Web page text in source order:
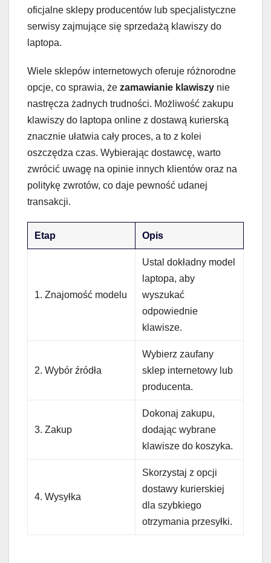
oficjalne sklepy producentów lub specjalistyczne
serwisy zajmujące się sprzedażą klawiszy do
laptopa.
Wiele sklepów internetowych oferuje różnorodne
opcje, co sprawia, że zamawianie klawiszy nie
nastręcza żadnych trudności. Możliwość zakupu
klawiszy do laptopa online z dostawą kurierską
znacznie ułatwia cały proces, a to z kolei
oszczędza czas. Wybierając dostawcę, warto
zwrócić uwagę na opinie innych klientów oraz na
politykę zwrotów, co daje pewność udanej
transakcji.
Etap Opis
1. Znajomość modelu
Ustal dokładny model
laptopa, aby
wyszukać
odpowiednie
klawisze.
2. Wybór źródła
Wybierz zaufany
sklep internetowy lub
producenta.
3. Zakup
Dokonaj zakupu,
dodając wybrane
klawisze do koszyka.
4. Wysyłka
Skorzystaj z opcji
dostawy kurierskiej
dla szybkiego
otrzymania przesyłki.